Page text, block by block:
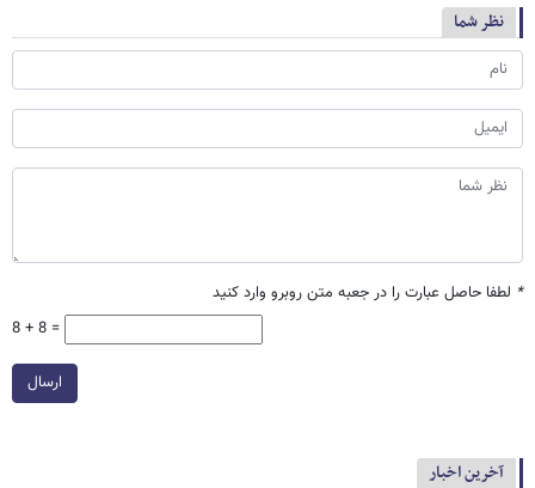
نظر شما
* لطفا حاصل عبارت را در جعبه متن روبرو وارد کنید
8 + 8 =
ارسال
آخرین اخبار